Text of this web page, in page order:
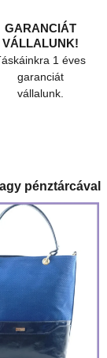
GARANCIÁT
VÁLLALUNK!
1 éves
garanciát
vállalunk.
pénztárcával